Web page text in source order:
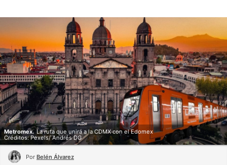
Metromex. La ruta que unirá a la CDMX con el Edomex
Créditos: Pexels/ Andrés DG
Por Belén Álvarez